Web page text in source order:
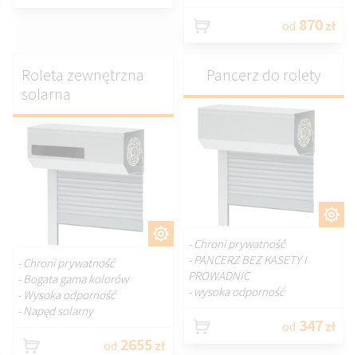
od 870 zł
DOSTOSUJ.
Roleta zewnętrzna
solarna
- Chroni prywatność
- Bogata gama kolorów
- Wysoka odporność
- Napęd solarny
od 2655 zł
DOSTOSUJ.
Pancerz do rolety
- Chroni prywatność
- PANCERZ BEZ KASETY I
PROWADNIC
- wysoka odporność
od 347 zł